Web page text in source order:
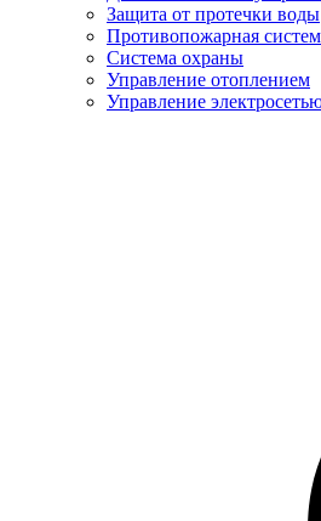
Защита от протечки воды
Противопожарная
Система охраны
Управление отоплением
Управление